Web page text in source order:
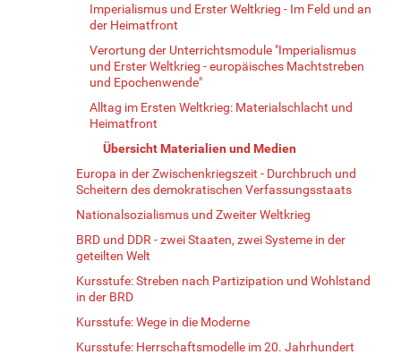
Imperialismus und Erster Weltkrieg - Im Feld und an
der Heimatfront
Verortung der Unterrichtsmodule "Imperialismus
und Erster Weltkrieg - europäisches Machtstreben
und Epochenwende"
Alltag im Ersten Weltkrieg: Materialschlacht und
Heimatfront
Übersicht Materialien und Medien
Europa in der Zwischenkriegszeit - Durchbruch und
Scheitern des demokratischen Verfassungsstaats
Nationalsozialismus und Zweiter Weltkrieg
BRD und DDR - zwei Staaten, zwei Systeme in der
geteilten Welt
Kursstufe: Streben nach Partizipation und Wohlstand
in der BRD
Kursstufe: Wege in die Moderne
Kursstufe: Herrschaftsmodelle im 20. Jahrhundert